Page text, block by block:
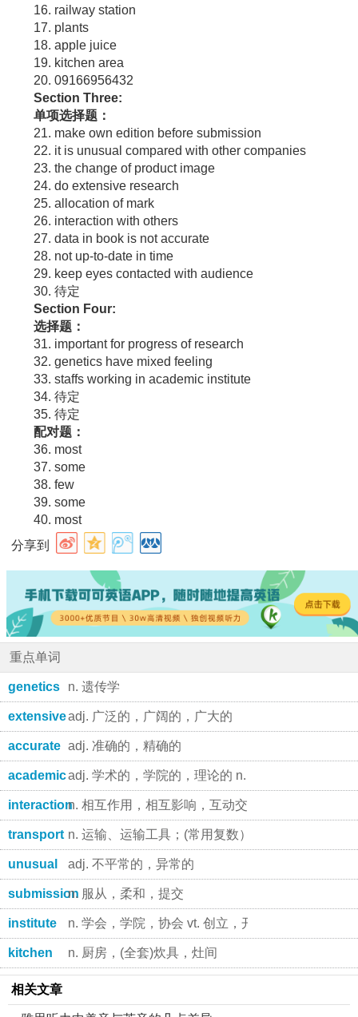
16. railway station
17. plants
18. apple juice
19. kitchen area
20. 09166956432
Section Three:
单项选择题：
21. make own edition before submission
22. it is unusual compared with other companies
23. the change of product image
24. do extensive research
25. allocation of mark
26. interaction with others
27. data in book is not accurate
28. not up-to-date in time
29. keep eyes contacted with audience
30. 待定
Section Four:
选择题：
31. important for progress of research
32. genetics have mixed feeling
33. staffs working in academic institute
34. 待定
35. 待定
配对题：
36. most
37. some
38. few
39. some
40. most
分享到
重点单词
genetics n. 遗传学
extensiveadj. 广泛的，广阔的，广大的
accurate adj. 准确的，精确的
academicadj. 学术的，学院的，理论的 n. 大学教师，
interactionn. 相互作用，相互影响，互动交流
transport n. 运输、运输工具；(常用复数）强烈的情绪（狂喜
unusual adj. 不平常的，异常的
submissionn. 服从，柔和，提交
institute n. 学会，学院，协会 vt. 创立，开始，制定
kitchen n. 厨房，(全套)炊具，灶间
相关文章